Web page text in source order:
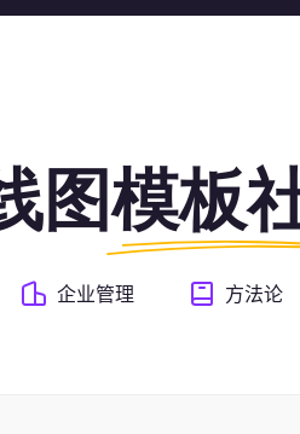
图模板
企业管理 方法论